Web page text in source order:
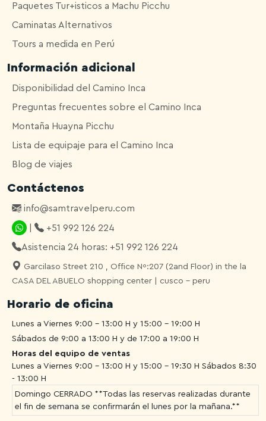
Paquetes Tur+isticos a Machu Picchu
Caminatas Alternativos
Tours a medida en Perú
Información adicional
Disponibilidad del Camino Inca
Preguntas frecuentes sobre el Camino Inca
Montaña Huayna Picchu
Lista de equipaje para el Camino Inca
Blog de viajes
Contáctenos
info@samtravelperu.com
+51 992 126 224
Asistencia 24 horas: +51 992 126 224
Garcilaso Street 210 , Office Nº:207 (2and Floor) in the la
CASA DEL ABUELO shopping center | cusco - peru
Horario de oficina
Lunes a Viernes 9:00 - 13:00 H y 15:00 - 19:00 H
Sábados de 9:00 a 13:00 H y de 17:00 a 19:00 H
Horas del equipo de ventas
Lunes a Viernes 9:00 - 13:00 H y 15:00 - 19:30 H Sábados 8:30
- 13:00 H
Domingo CERRADO **Todas las reservas realizadas durante
el fin de semana se confirmarán el lunes por la mañana.**